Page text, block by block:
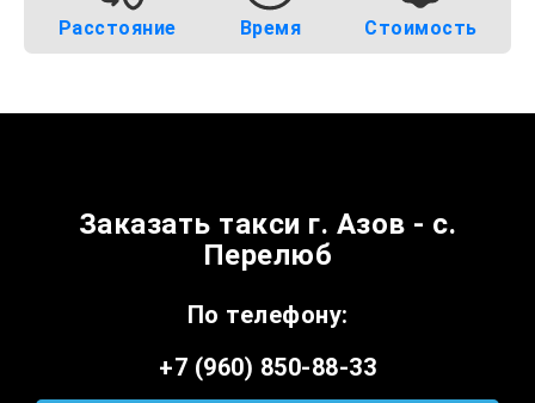
Расстояние Время Стоимость
Заказать такси г. Азов - с.
Перелюб
По телефону:
+7 (960) 850-88-33